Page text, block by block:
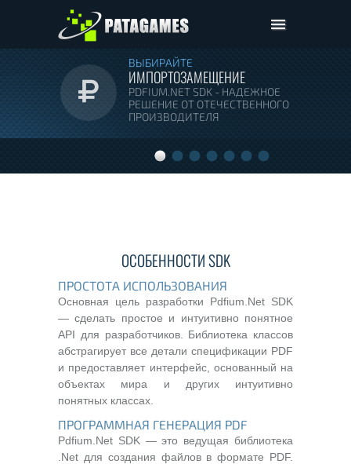
Pdfium.Net SDK
Поддержка
Компания
Скачать
ВЫБИРАЙТЕ
ИМПОРТОЗАМЕЩЕНИЕ
PDFIUM.NET SDK - НАДЕЖНОЕ
РЕШЕНИЕ ОТ ОТЕЧЕСТВЕННОГО
ПРОИЗВОДИТЕЛЯ
ОСОБЕННОСТИ SDK
ПРОСТОТА ИСПОЛЬЗОВАНИЯ
Основная цель разработки Pdfium.Net SDK
— сделать простое и интуитивно понятное
API для разработчиков. Библиотека классов
абстрагирует все детали спецификации PDF
и предоставляет интерфейс, основанный на
объектах мира и других интуитивно
понятных классах.
ПРОГРАММНАЯ ГЕНЕРАЦИЯ PDF
Pdfium.Net SDK — это ведущая библиотека
.Net для создания файлов в формате PDF.